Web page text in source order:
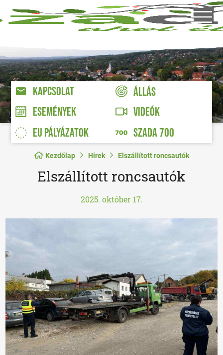
KAPCSOLAT
ÁLLÁS
ESEMÉNYEK
VIDEÓK
EU PÁLYÁZATOK
SZADA 700
Kezdőlap Hírek Elszállított roncsautók
Elszállított roncsautók
2025. október 17.